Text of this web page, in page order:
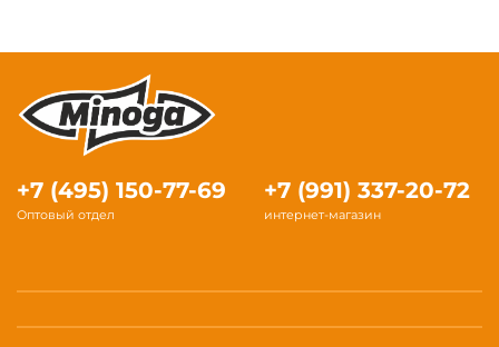
+7 (495) 150-77-69
Оптовый отдел
+7 (991) 337-20-72
интернет-магазин